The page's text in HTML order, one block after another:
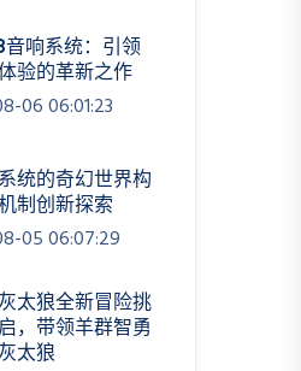
响系统：引领
验的革新之作
06 06:01:23
统的奇幻世界构
制创新探索
05 06:07:29
太狼全新冒险挑
，带领羊群智勇
太狼